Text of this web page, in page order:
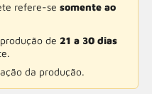
refere-sesomente ao
de 21 a 30 dias
da produção.